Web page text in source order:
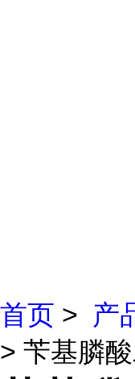
首页 > 产
> 苄基膦